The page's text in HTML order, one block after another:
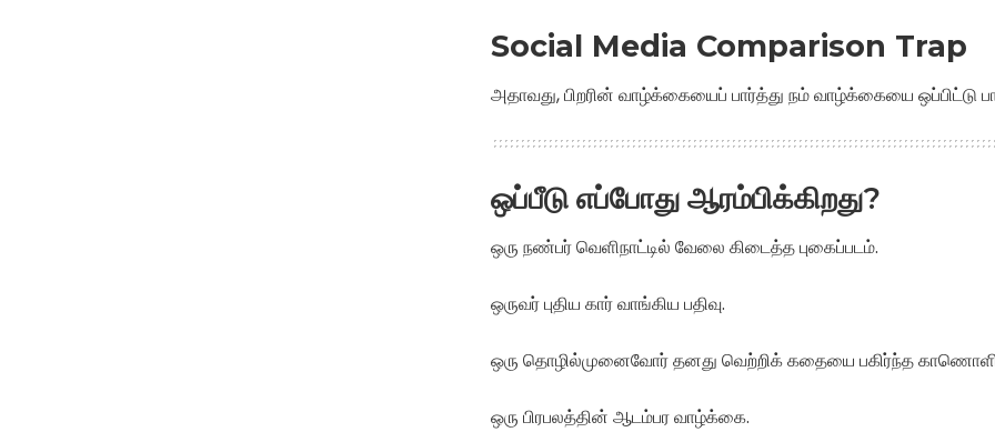
Social Media Comparison Trap
அதாவது, பிறரின் வாழ்க்கையைப் பார்த்து நம் வாழ்க்கையை ஒப்பிட்டு
ஒப்பீடு எப்போது ஆரம்பிக்கிறது?
ஒரு நண்பர் வெளிநாட்டில் வேலை கிடைத்த புகைப்படம்.
ஒருவர் புதிய கார் வாங்கிய பதிவு.
ஒரு தொழில்முனைவோர் தனது வெற்றிக் கதையை பகிர்ந்த
ஒரு பிரபலத்தின் ஆடம்பர வாழ்க்கை.